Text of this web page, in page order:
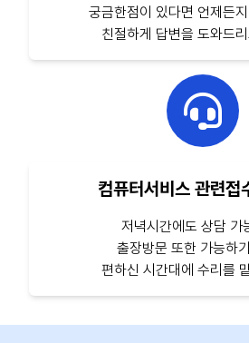
궁금한점이 있다면 언제든
친절하게 답변을 도와드
컴퓨터서비스 관련접
저녁시간에도 상담 가
출장방문 또한 가능하
편하신 시간대에 수리를